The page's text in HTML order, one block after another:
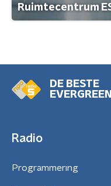
Ruimtecentrum
DE BESTE
Radio
Programmering